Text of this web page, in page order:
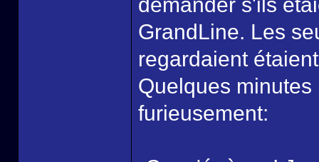
GrandLine. Les
regardaient
Quelques
furieusement: